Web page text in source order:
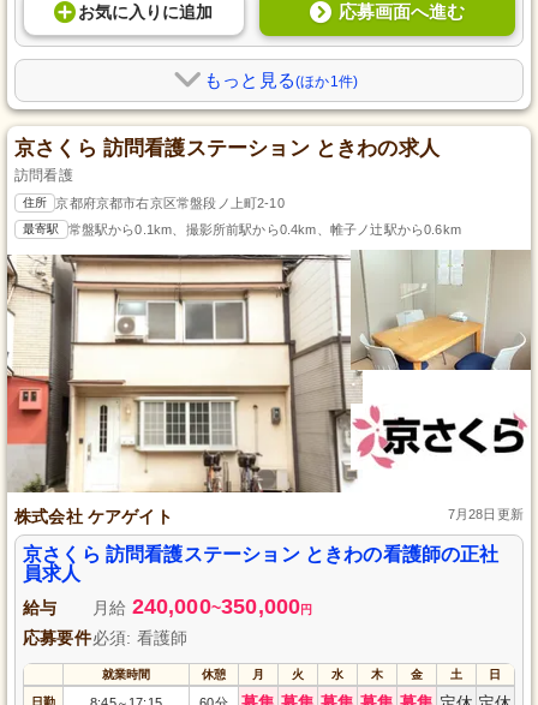
お気に入り に追加 応募画面へ進む
もっと見る(ほか1件)
京さくら 訪問看護ステーション ときわの求人
訪問看護
住所 京都府京都市右京区常盤段ノ上町2-10
最寄駅 常盤駅から0.1km、撮影所前駅から0.4km、帷子ノ辻駅から0.6km
株式会社 ケアゲイト 7月28日更新
京さくら 訪問看護ステーション ときわの看護師の正社
員求人
給与 月給 240,000~350,000円
応募要件必須: 看護師
就業時間 休憩 月 火 水 木 金 土 日
日勤